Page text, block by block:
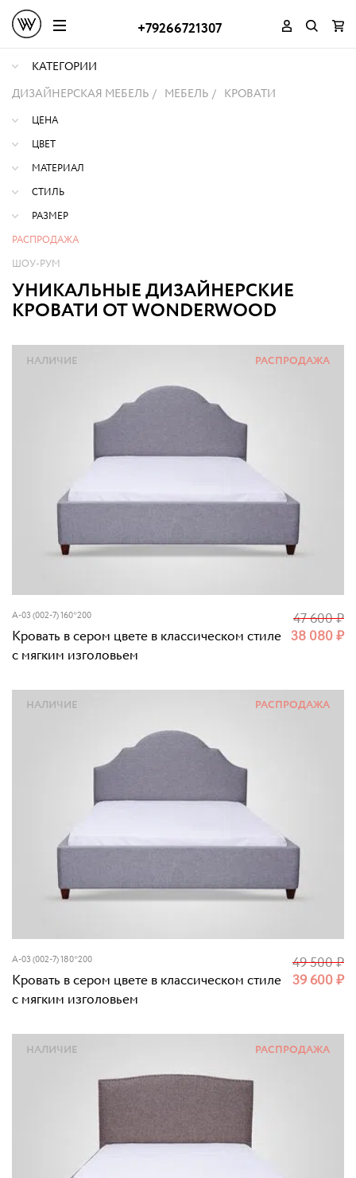
+79266721307
КАТЕГОРИИ
ДИЗАЙНЕРСКАЯ МЕБЕЛЬ
МЕБЕЛЬ КРОВАТИ
ЦЕНА
ЦВЕТ
МАТЕРИАЛ
СТИЛЬ
РАЗМЕР
РАСПРОДАЖА
ШОУ-РУМ
УНИКАЛЬНЫЕ ДИЗАЙНЕРСКИЕ
КРОВАТИ ОТ WONDERWOOD
A-03 (002-7) 160*200
Кровать в сером цвете в классическом стиле
с мягким изголовьем
38 080₽
47 600₽
РАСПРОДАЖА
НАЛИЧИЕ
A-03 (002-7) 180*200
Кровать в сером цвете в классическом стиле
с мягким изголовьем
39 600₽
49 500₽
РАСПРОДАЖА
НАЛИЧИЕ
РАСПРОДАЖА
НАЛИЧИЕ